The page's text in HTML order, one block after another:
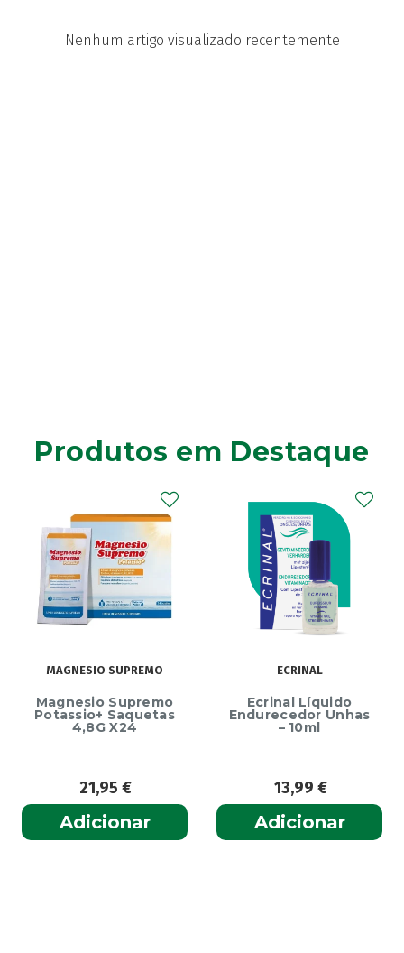
Nenhum artigo visualizado recentemente
Produtos em Destaque
MAGNESIO SUPREMO
Magnesio Supremo
Potassio+ Saquetas
4,8G X24
21,95€
Adicionar
ECRINAL
Ecrinal Líquido
Endurecedor Unhas
– 10ml
13,99€
Adicionar